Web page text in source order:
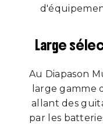
Large
Au Diapason
large gamme
allant des
par les